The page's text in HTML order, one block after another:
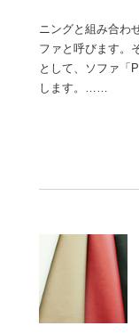
ニングと組み合わ
ファと呼びます。
として、ソファ「
します。……